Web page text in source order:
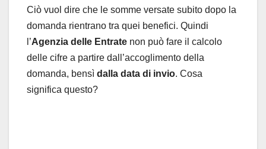
Ciò vuol dire che le somme versate subito dopo la
domanda rientrano tra quei benefici. Quindi
l’Agenzia delle Entrate non può fare il calcolo
delle cifre a partire dall’accoglimento della
domanda, bensì dalla data di invio. Cosa
significa questo?